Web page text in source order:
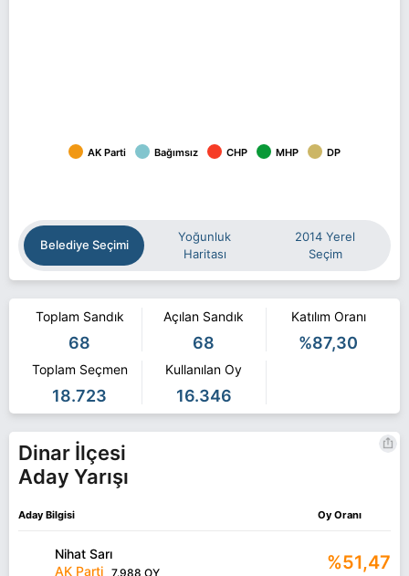
AK Parti Bağımsız CHP MHP DP
Belediye Seçimi
Yoğunluk
Haritası
2014 Yerel
Seçim
Toplam Sandık
68
Açılan Sandık
68
Katılım Oranı
%87,30
Toplam Seçmen
18.723
Kullanılan Oy
16.346
Dinar İlçesi
Aday Yarışı
Aday Bilgisi Oy Oranı
Nihat Sarı
AK Parti 7.988 OY %51,47